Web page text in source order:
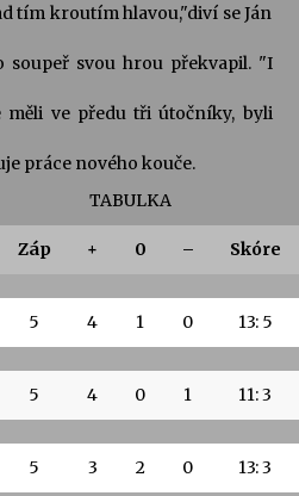
tím kroutím hlavou,"diví se Ján
soupeř svou hrou překvapil. "I
měli ve předu tři útočníky, byli
práce nového kouče.
TABULKA
Záp + 0 – Skóre
5 4 1 0 13: 5
5 4 0 1 11: 3
5 3 2 0 13: 3